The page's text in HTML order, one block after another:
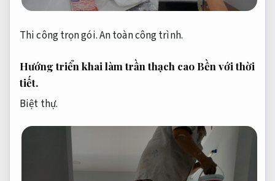
Thi công trọn gói.An toàn công trình.
Hướng triển khai làm trần thạch cao Bền với thời
tiết.
Biệt thự.